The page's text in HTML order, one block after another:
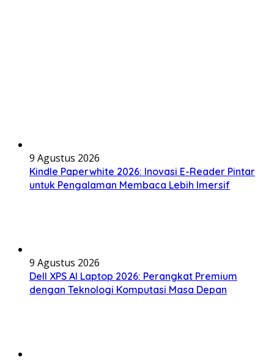
9 Agustus 2026
Kindle Paperwhite 2026: Inovasi E-Reader Pintar
untuk Pengalaman Membaca Lebih Imersif
9 Agustus 2026
Dell XPS AI Laptop 2026: Perangkat Premium
dengan Teknologi Komputasi Masa Depan